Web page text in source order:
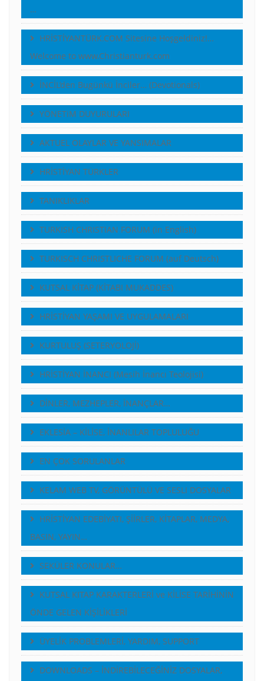
…
HRİSTİYANTÜRK.COM Sitesine Hoşgeldiniz!…
Welcome to www.Christianturk.com
İNCİL’den Bugünkü İnciler… (Devotionals)
YÖNETiM DUYURULARI
AKTUEL OLAYLAR VE YANSIMALAR
HRİSTİYAN TÜRKLER
TANIKLIKLAR
TURKISH CHRISTIAN FORUM (in English)
TURKISCH CHRISTLICHE FORUM (auf Deutsch)
KUTSAL KİTAP (KİTABI MUKADDES)
HRİSTİYAN YAŞAMI VE UYGULAMALARI
KURTULUŞ (SETERYOLOJİ)
HRİSTİYAN İNANCI (Mesih İnancı Teolojisi)
DİNLER, MEZHEPLER, İNANÇLAR…
EKLESİA – KİLİSE, İNANLILAR TOPLULUĞU
EN ÇOK SORULANLAR
KELAM WEB TV, GÖRÜNTÜLÜ VE SESLI DOSYALAR
HRİSTİYAN EDEBİYATI, ŞİİRLER, KİTAPLAR, MEDYA,
BASIN, YAYIN…
SEKÜLER KONULAR…
KUTSAL KITAP KARAKTERLERİ ve KİLİSE TARİHİNİN
ÖNDE GELEN KİŞİLİKLERİ
ÜYELİK PROBLEMLERİ, YARDIM, SUPPORT
DOWNLOADS – İNDİREBİLECEĞİNİZ DOSYALAR,